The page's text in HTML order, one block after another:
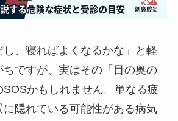
し、寝ればよくなるかな」と軽
ちですが、実はその「目の奥の
かもしれません。単なる疲
隠れている可能性がある病気